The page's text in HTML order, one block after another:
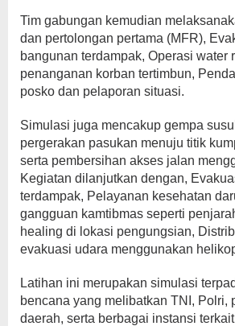
Tim gabungan kemudian
dan pertolongan pertama (MFR),
bangunan terdampak, Operasi water
penanganan korban tertimbun,
posko dan pelaporan situasi.
Simulasi juga mencakup gempa
pergerakan pasukan menuju titik
serta pembersihan akses jalan
Kegiatan dilanjutkan dengan,
terdampak, Pelayanan kesehatan
gangguan kamtibmas seperti
healing di lokasi pengungsian,
evakuasi udara menggunakan
Latihan ini merupakan simulasi
bencana yang melibatkan TNI, Polri,
daerah, serta berbagai instansi